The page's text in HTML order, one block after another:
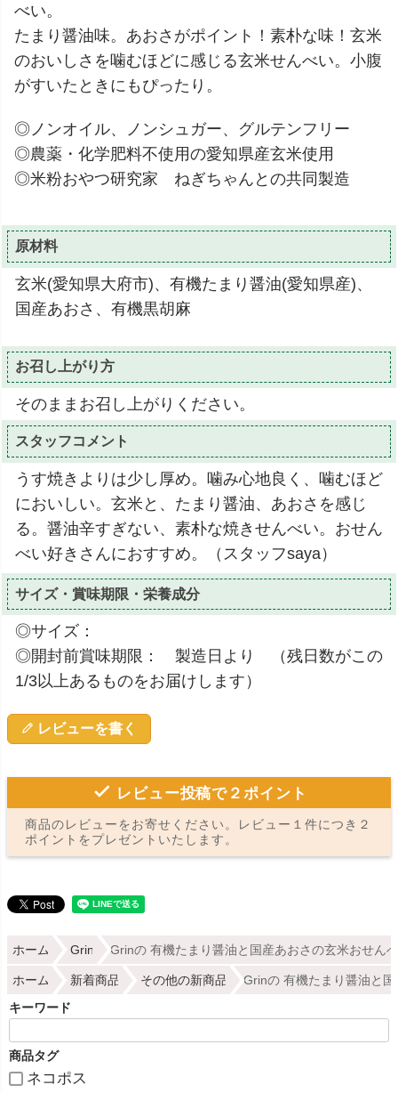
べい。
たまり醤油味。あおさがポイント！素朴な味！玄米
のおいしさを噛むほどに感じる玄米せんべい。小腹
がすいたときにもぴったり。
◎ノンオイル、ノンシュガー、グルテンフリー
◎農薬・化学肥料不使用の愛知県産玄米使用
◎米粉おやつ研究家 ねぎちゃんとの共同製造
原材料
玄米(愛知県大府市)、有機たまり醤油(愛知県産)、
国産あおさ、有機黒胡麻
お召し上がり方
そのままお召し上がりください。
スタッフコメント
うす焼きよりは少し厚め。噛み心地良く、噛むほど
においしい。玄米と、たまり醤油、あおさを感じ
る。醤油辛すぎない、素朴な焼きせんべい。おせん
べい好きさんにおすすめ。（スタッフsaya）
サイズ・賞味期限・栄養成分
◎サイズ：
◎開封前賞味期限： 製造日より （残日数がこの
1/3以上あるものをお届けします）
レビューを書く
レビュー投稿で２ポイント
商品のレビューをお寄せください。レビュー１件につき２
ポイントをプレゼントいたします。
ホーム Grin Grinの 有機たまり醤油と国産あおさの玄米おせん
ホーム 新着商品 その他の新商品 Grinの 有機たまり醤油と
キーワード
商品タグ
ネコポス